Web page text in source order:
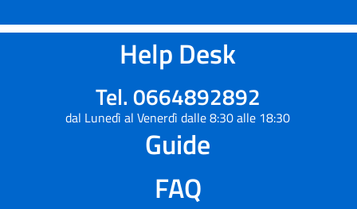
Help Desk
Tel. 0664892892
dal Lunedì al Venerdì dalle 8:30 alle 18:30
Guide
FAQ